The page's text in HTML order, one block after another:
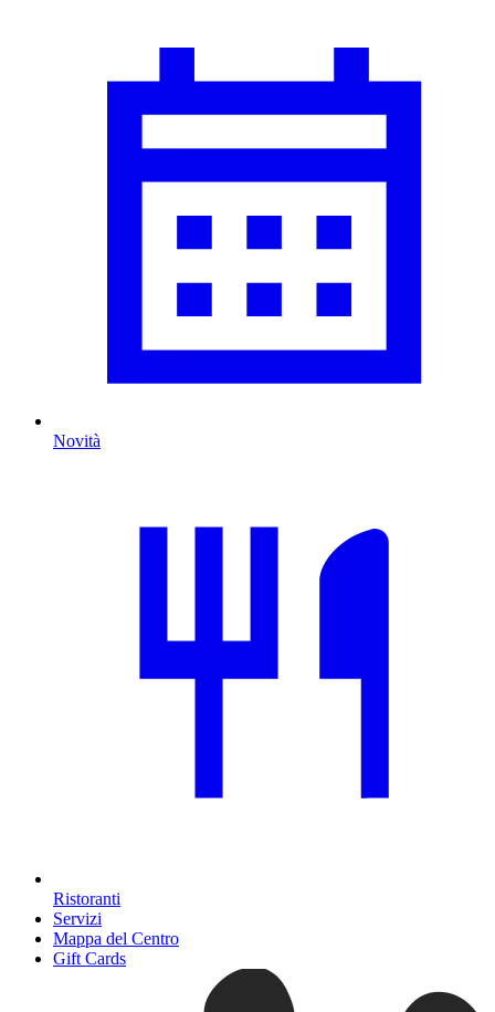
Novità
Ristoranti
Servizi
Mappa del Centro
Gift Cards